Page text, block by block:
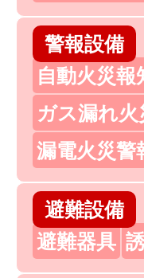
警報設備
自動火災報
ガス漏れ
漏電火災警
避難設備
避難器具